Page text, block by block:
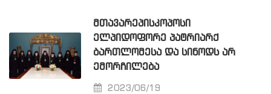
ᲛᲗᲐᲕᲐᲠᲔᲞᲘᲡᲙᲝᲞᲝᲡᲘ
ᲔᲚᲞᲘᲓᲝᲤᲝᲠᲔ ᲞᲐᲢᲠᲘᲐᲠᲥ
ᲑᲐᲠᲗᲚᲝᲛᲔᲡᲐ ᲓᲐ ᲡᲘᲜᲝᲓᲡ ᲐᲠ
ᲔᲛᲝᲠᲩᲘᲚᲔᲑᲐ
2023/06/19